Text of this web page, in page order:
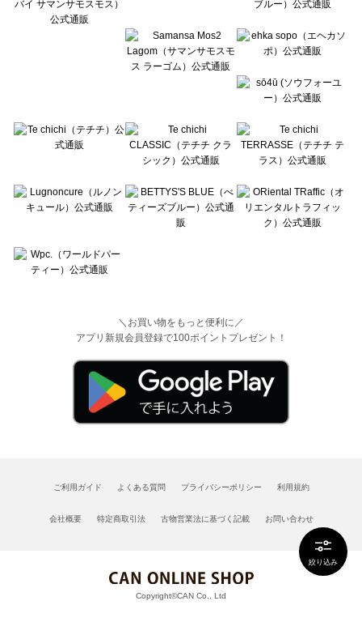
絞り込み
Wpc.（ワールドパーティー）の一覧
＼お買い物をもっと便利に／
アプリ新規会員登録で100ポイントプレゼント！
ご利用ガイド よくある質問 プライバシーポリシー 利用規約
会社概要 特定商取引法 古物営業法に基づく記載 お問い合わせ
Copyright©CAN Co., Ltd